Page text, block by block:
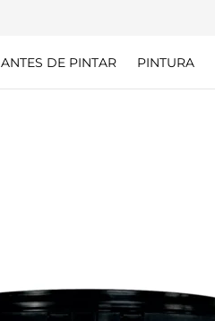
ANTES DE PINTAR PINTURA